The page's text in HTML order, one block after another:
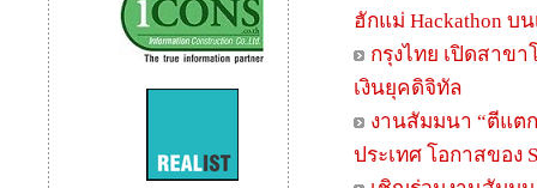
ฮักแม่ Hackathon บน
กรุงไทย เปิดสาข
เงินยุคดิจิทัล
งานสัมมนา “ตีแต
ประเทศ โอกาสของ